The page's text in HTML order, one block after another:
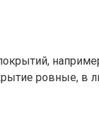
ровные, в